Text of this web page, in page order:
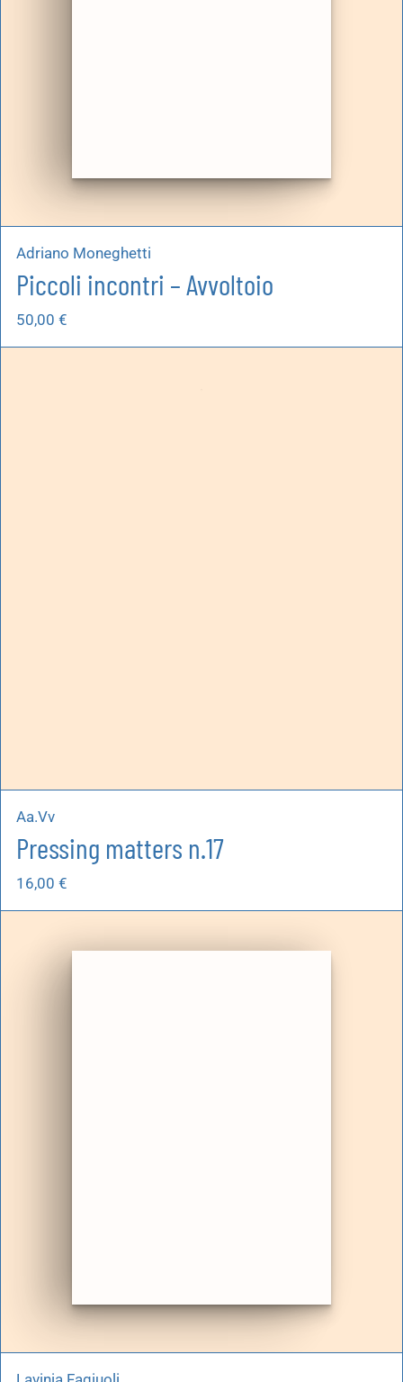
Adriano Moneghetti
Piccoli incontri – Avvoltoio
50,00 €
Aa.Vv
Pressing matters n.17
16,00 €